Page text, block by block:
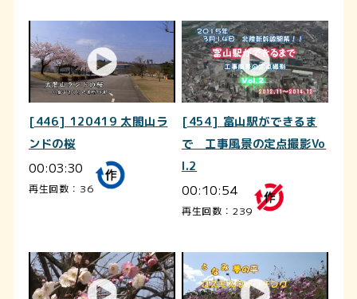
[446] 120419 太閤山ラ
ンドの桜
00:03:30
再生回数：36
[454] 富山駅ができるま
で 工事風景の定点撮影Vo
l.2
00:10:54
再生回数：239